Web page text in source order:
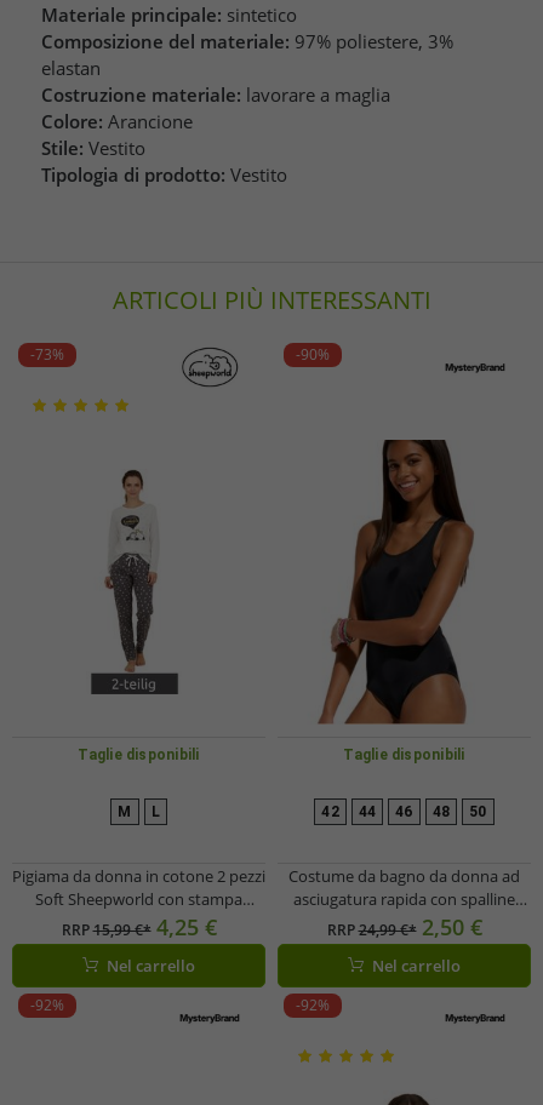
Materiale principale: sintetico
Composizione del materiale: 97% poliestere, 3%
elastan
Costruzione materiale: lavorare a maglia
Colore: Arancione
Stile: Vestito
Tipologia di prodotto: Vestito
ARTICOLI PIÙ INTERESSANTI
-73%
Taglie disponibili
M L
Pigiama da donna in cotone 2 pezzi
Soft Sheepworld con stampa
Corona e Prosecco, parte superiore
e parte inferiore, 9860552,
Grigio/Bianco/Multicolore
RRP15,99 €* 4,25 €
Nel carrello
-90%
Taglie disponibili
42 44 46 48 50
Costume da bagno da donna ad
asciugatura rapida con spalline
incrociate sulla schiena, modello
953659, nero
RRP24,99 €* 2,50 €
Nel carrello
-92% -92%